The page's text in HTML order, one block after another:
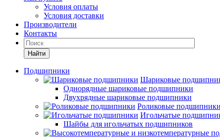
Условия оплаты
Условия доставки
Производители
Контакты
Найти
Подшипники
Шариковые
Однорядные шариковые подшипники
Двухрядные шариковые подшипники
Роликовые подшипники
Игольчатые
Шайбы для игольчатых подшипников